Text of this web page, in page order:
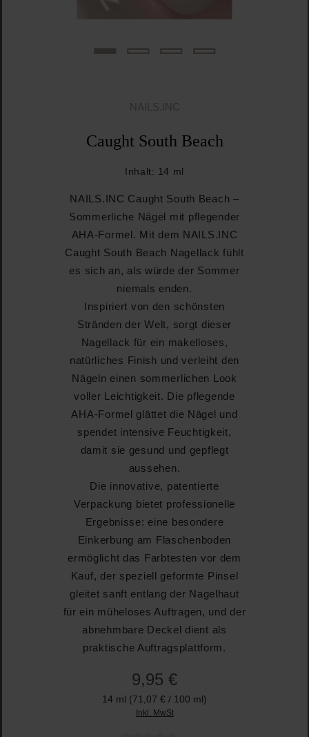
NAILS.INC
Caught South Beach
Inhalt: 14 ml
NAILS.INC Caught South Beach –
Sommerliche Nägel mit pflegender
AHA-Formel. Mit dem NAILS.INC
Caught South Beach Nagellack fühlt
es sich an, als würde der Sommer
niemals enden.
Inspiriert von den schönsten
Stränden der Welt, sorgt dieser
Nagellack für ein makelloses,
natürliches Finish und verleiht den
Nägeln einen sommerlichen Look
voller Leichtigkeit. Die pflegende
AHA-Formel glättet die Nägel und
spendet intensive Feuchtigkeit,
damit sie gesund und gepflegt
aussehen.
Die innovative, patentierte
Verpackung bietet professionelle
Ergebnisse: eine besondere
Einkerbung am Flaschenboden
ermöglicht das Farbtesten vor dem
Kauf, der speziell geformte Pinsel
gleitet sanft entlang der Nagelhaut
für ein müheloses Auftragen, und der
abnehmbare Deckel dient als
praktische Auftragsplattform.
9,95 €
14 ml (71,07 € / 100 ml)
Inkl. MwSt